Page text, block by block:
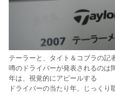
テーラーと、タイト＆コブラの記
噂のドライバーが発表されるの
年は、視覚的にアピールする
ドライバーの当たり年。じっくり